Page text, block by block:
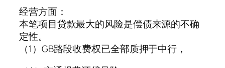
经营方面：
本笔项目贷款最大的风险是偿债来源的不确
定性。
（1）GB路段收费权已全部质押于中行，